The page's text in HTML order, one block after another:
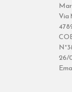
Via
26/